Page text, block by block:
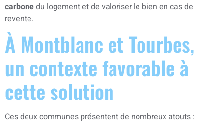
carbonedu logement et de valoriser le bien en cas de
revente.
À Montblanc et Tourbes,
un contexte favorable à
cette solution
Ces deux communes présentent de nombreux atouts :